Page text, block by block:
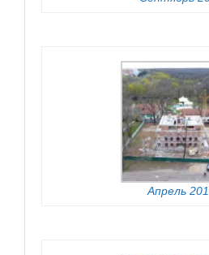
Апрель